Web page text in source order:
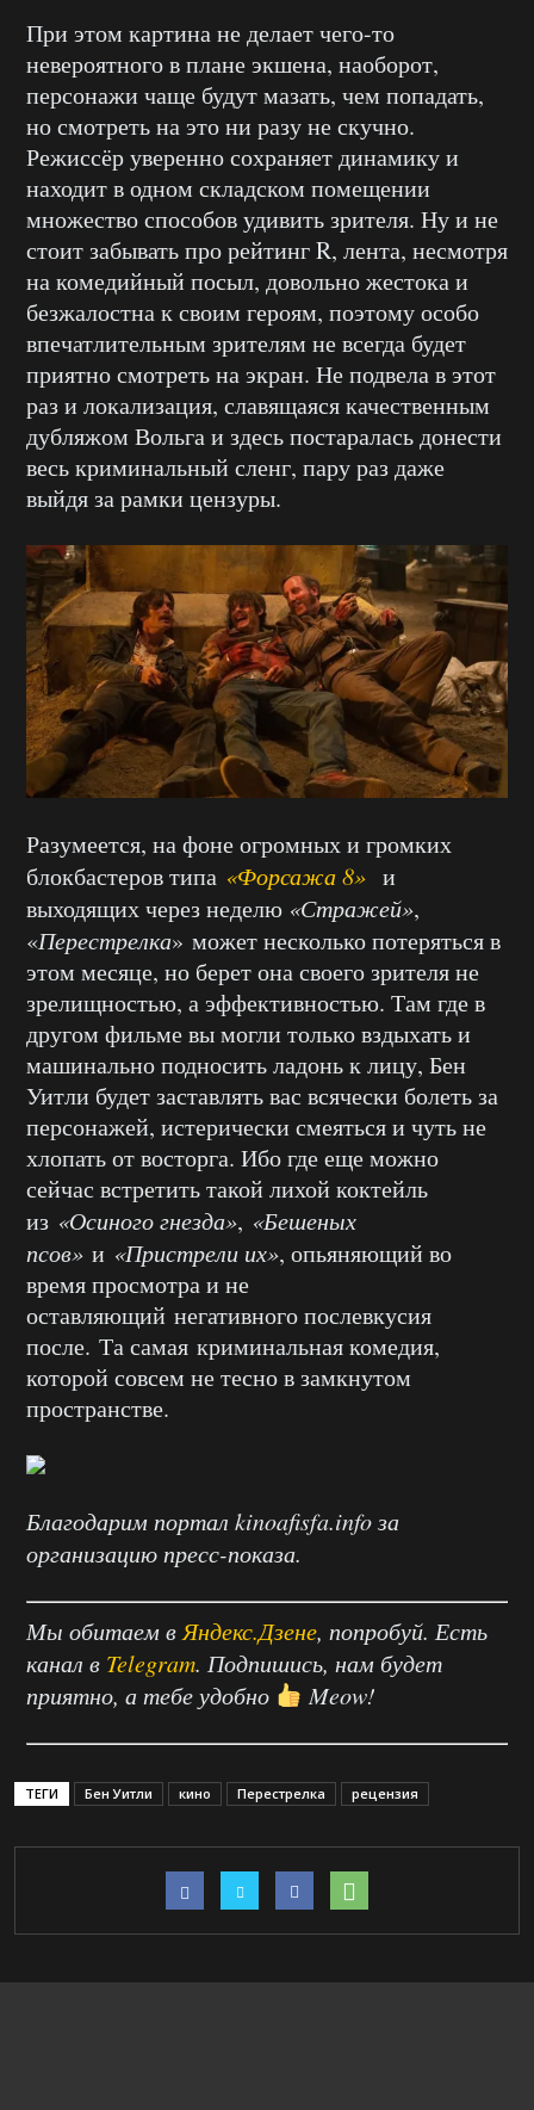
При этом картина не делает чего-то
невероятного в плане экшена, наоборот,
персонажи чаще будут мазать, чем попадать,
но смотреть на это ни разу не скучно.
Режиссёр уверенно сохраняет динамику и
находит в одном складском помещении
множество способов удивить зрителя. Ну и не
стоит забывать про рейтинг R, лента, несмотря
на комедийный посыл, довольно жестока и
безжалостна к своим героям, поэтому особо
впечатлительным зрителям не всегда будет
приятно смотреть на экран. Не подвела в этот
раз и локализация, славящаяся качественным
дубляжом Вольга и здесь постаралась донести
весь криминальный сленг, пару раз даже
выйдя за рамки цензуры.
Разумеется, на фоне огромных и громких
блокбастеров типа «Форсажа 8» и
выходящих через неделю «Стражей»,
«Перестрелка» может несколько потеряться в
этом месяце, но берет она своего зрителя не
зрелищностью, а эффективностью. Там где в
другом фильме вы могли только вздыхать и
машинально подносить ладонь к лицу, Бен
Уитли будет заставлять вас всячески болеть за
персонажей, истерически смеяться и чуть не
хлопать от восторга. Ибо где еще можно
сейчас встретить такой лихой коктейль
из «Осиного гнезда», «Бешеных
псов» и «Пристрели их», опьяняющий во
время просмотра и не
оставляющий негативного послевкусия
после. Та самая криминальная комедия,
которой совсем не тесно в замкнутом
пространстве.
Благодарим портал kinoafisfa.info за
организацию пресс-показа.
Мы обитаем в Яндекс.Дзене, попробуй. Есть
канал в Telegram. Подпишись, нам будет
приятно, а тебе удобно
Meow!
ТЕГИ Бен Уитли кино Перестрелка рецензия